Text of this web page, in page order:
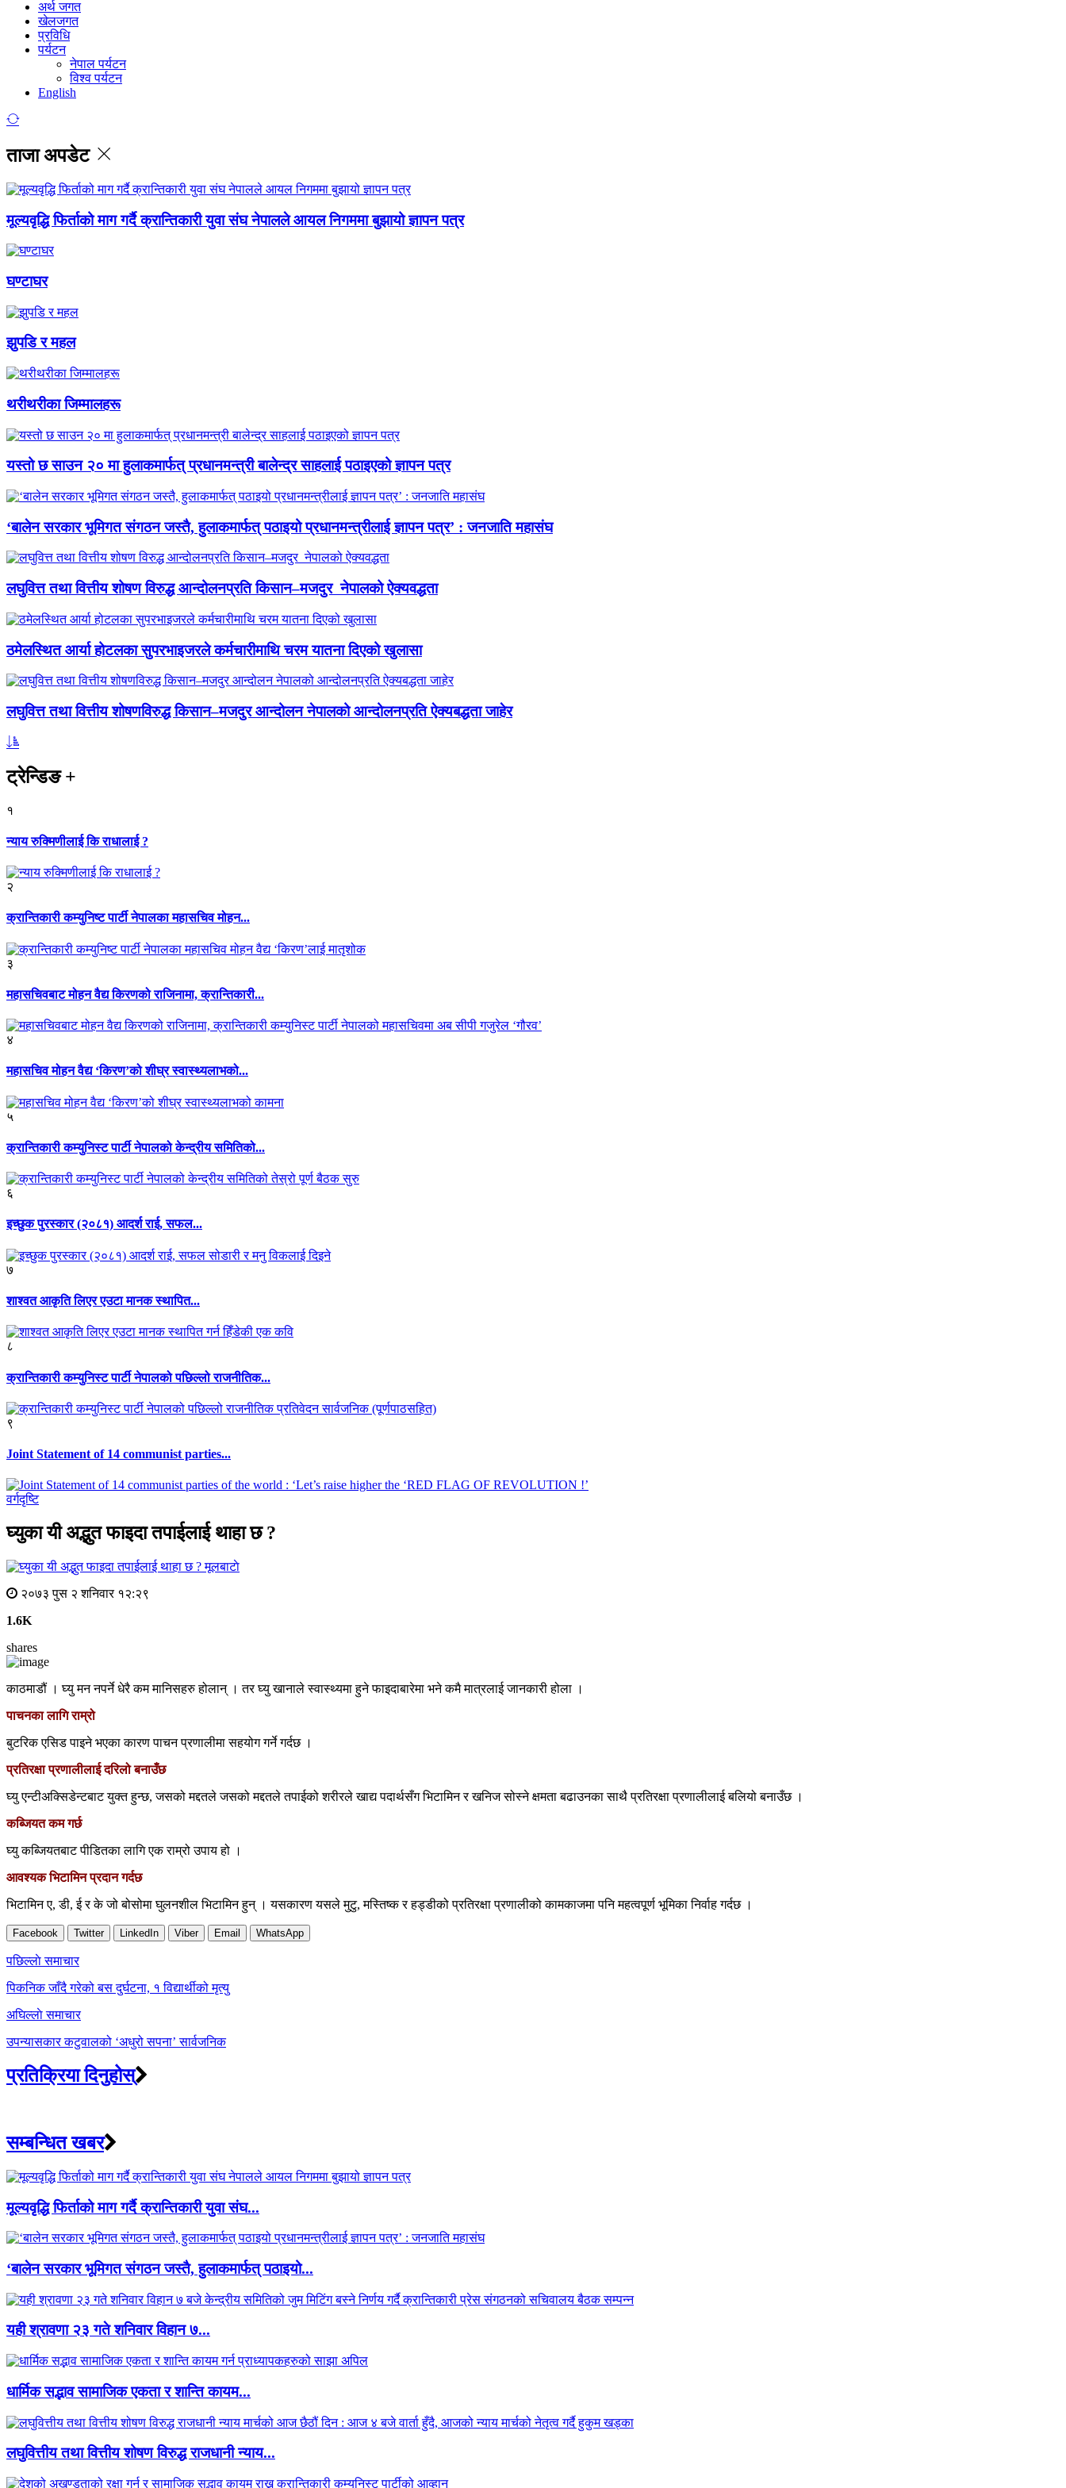
अर्थ जगत
खेलजगत
प्रविधि
पर्यटन
नेपाल पर्यटन
विश्व पर्यटन
English
ताजा अपडेट
मूल्यवृद्धि फिर्ताको माग गर्दै क्रान्तिकारी युवा संघ नेपालले आयल निगममा बुझायो ज्ञापन पत्र
घण्टाघर
झुपडि र महल
थरीथरीका जिम्मालहरू
यस्तो छ साउन २० मा हुलाकमार्फत् प्रधानमन्त्री बालेन्द्र साहलाई पठाइएको ज्ञापन पत्र
‘बालेन सरकार भूमिगत संगठन जस्तै, हुलाकमार्फत् पठाइयो प्रधानमन्त्रीलाई ज्ञापन पत्र’ : जनजाति महासंघ
लघुवित्त तथा वित्तीय शोषण विरुद्ध आन्दोलनप्रति किसान–मजदुर नेपालको ऐक्यवद्धता
ठमेलस्थित आर्या होटलका सुपरभाइजरले कर्मचारीमाथि चरम यातना दिएको खुलासा
लघुवित्त तथा वित्तीय शोषणविरुद्ध किसान–मजदुर आन्दोलन नेपालको आन्दोलनप्रति ऐक्यबद्धता जाहेर
ट्रेन्डिङ+
१
न्याय रुक्मिणीलाई कि राधालाई ?
२
क्रान्तिकारी कम्युनिष्ट पार्टी नेपालका महासचिव मोहन...
३
महासचिवबाट मोहन वैद्य किरणको राजिनामा, क्रान्तिकारी...
४
महासचिव मोहन वैद्य ‘किरण’को शीघ्र स्वास्थ्यलाभको...
५
क्रान्तिकारी कम्युनिस्ट पार्टी नेपालको केन्द्रीय समितिको...
६
इच्छुक पुरस्कार (२०८१) आदर्श राई, सफल...
७
शाश्वत आकृति लिएर एउटा मानक स्थापित...
८
क्रान्तिकारी कम्युनिस्ट पार्टी नेपालको पछिल्लो राजनीतिक...
९
Joint Statement of 14 communist parties...
वर्गदृष्टि
घ्युका यी अद्भुत फाइदा तपाईलाई थाहा छ ?
मूलबाटाे
२०७३ पुस २ शनिवार १२:२९
1.6K
shares
काठमाडौं । घ्यु मन नपर्ने धेरै कम मानिसहरु होलान् । तर घ्यु खानाले स्वास्थ्यमा हुने फाइदाबारेमा भने कमै मात्रलाई जानकारी होला ।
पाचनका लागि राम्रो
बुटरिक एसिड पाइने भएका कारण पाचन प्रणालीमा सहयोग गर्ने गर्दछ ।
प्रतिरक्षा प्रणालीलाई दरिलो बनाउँछ
घ्यु एन्टीअक्सिडेन्टबाट युक्त हुन्छ, जसको मद्दतले जसको मद्दतले तपाईको शरीरले खाद्य पदार्थसँग भिटामिन र खनिज सोस्ने क्षमता बढाउनका साथै प्रतिरक्षा प्रणालीलाई बलियो बनाउँछ ।
कब्जियत कम गर्छ
घ्यु कब्जियतबाट पीडितका लागि एक राम्रो उपाय हो ।
आवश्यक भिटामिन प्रदान गर्दछ
भिटामिन ए, डी, ई र के जो बोसोमा घुलनशील भिटामिन हुन् । यसकारण यसले मुटु, मस्तिष्क र हड्डीको प्रतिरक्षा प्रणालीको कामकाजमा पनि महत्वपूर्ण भूमिका निर्वाह गर्दछ ।
Facebook Twitter LinkedIn Viber Email WhatsApp
Post
navigation
पछिल्लाे समाचार
पिकनिक जाँदै गरेको बस दुर्घटना, १ विद्यार्थीको मृत्यु
अघिल्लाे समाचार
उपन्यासकार कटुवालको ‘अधुरो सपना’ सार्वजनिक
प्रतिक्रिया दिनुहोस्
सम्बन्धित खबर
मूल्यवृद्धि फिर्ताको माग गर्दै क्रान्तिकारी युवा संघ...
‘बालेन सरकार भूमिगत संगठन जस्तै, हुलाकमार्फत् पठाइयो...
यही श्रावणा २३ गते शनिवार विहान ७...
धार्मिक सद्भाव सामाजिक एकता र शान्ति कायम...
लघुवित्तीय तथा वित्तीय शोषण विरुद्ध राजधानी न्याय...